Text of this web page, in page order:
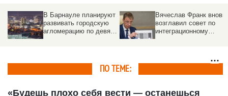
В Барнауле планируют
развивать городскую
агломерацию по девяти
Вячеслав Франк вновь
возглавил совет по
интеграционному
ПО ТЕМЕ:
«Будешь плохо себя вести — останешься